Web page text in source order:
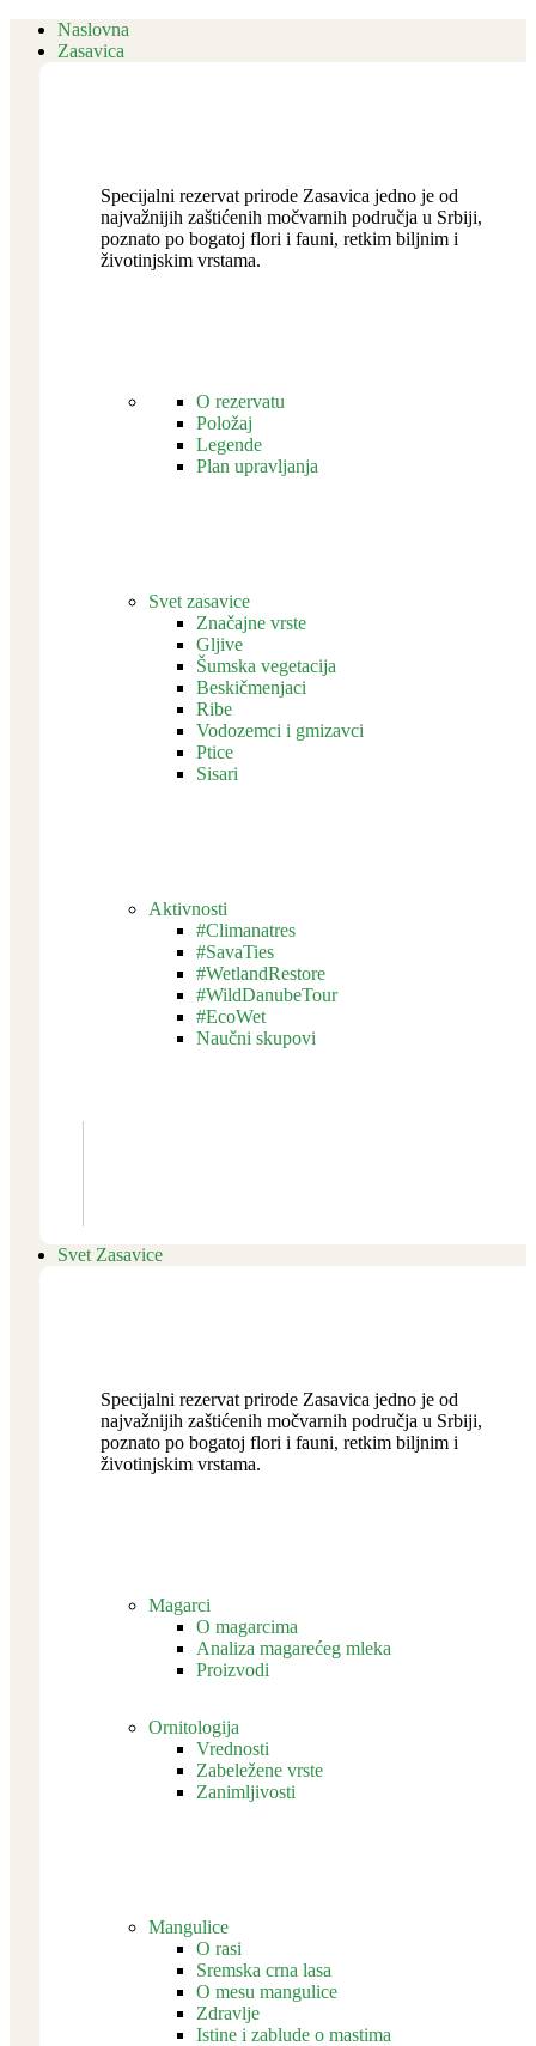
Naslovna
Zasavica
Specijalni rezervat prirode Zasavica jedno je od
najvažnijih zaštićenih močvarnih područja u Srbiji,
poznato po bogatoj flori i fauni, retkim biljnim i
životinjskim vrstama.
O rezervatu
Položaj
Legende
Plan upravljanja
Svet zasavice
Značajne vrste
Gljive
Šumska vegetacija
Beskičmenjaci
Ribe
Vodozemci i gmizavci
Ptice
Sisari
Aktivnosti
#Climanatres
#SavaTies
#WetlandRestore
#WildDanubeTour
#EcoWet
Naučni skupovi
Svet Zasavice
Specijalni rezervat prirode Zasavica jedno je od
najvažnijih zaštićenih močvarnih područja u Srbiji,
poznato po bogatoj flori i fauni, retkim biljnim i
životinjskim vrstama.
Magarci
O magarcima
Analiza magarećeg mleka
Proizvodi
Ornitologija
Vrednosti
Zabeležene vrste
Zanimljivosti
Mangulice
O rasi
Sremska crna lasa
O mesu mangulice
Zdravlje
Istine i zablude o mastima